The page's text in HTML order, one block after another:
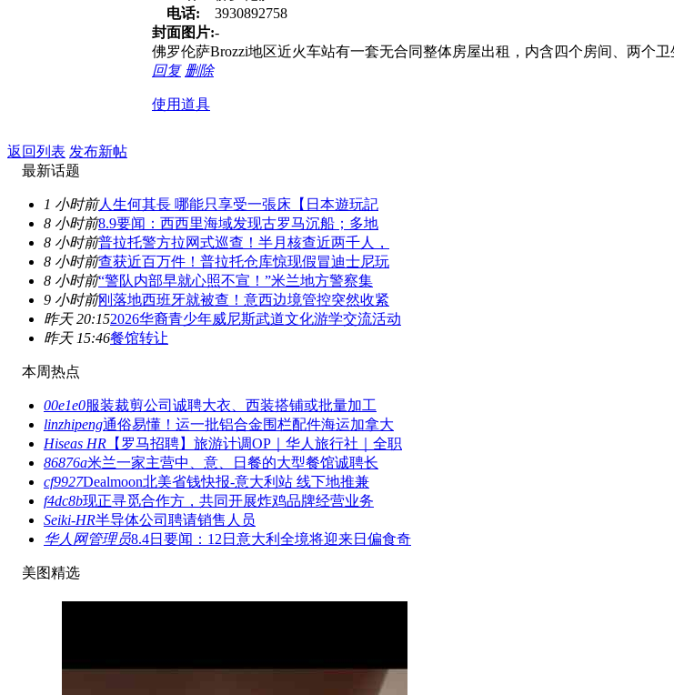
电话:
3930892758
封面图片:-
佛罗伦萨Brozzi地区近火车站有一套无合同整体房屋出租，内含四个房间、两个卫
回复 删除
使用道具
返回列表 发布新帖
最新话题
1 小时前人生何其長 哪能只享受一張床【日本遊玩記
8 小时前8.9要闻：西西里海域发现古罗马沉船；多地
8 小时前普拉托警方拉网式巡查！半月核查近两千人，
8 小时前查获近百万件！普拉托仓库惊现假冒迪士尼玩
8 小时前“警队内部早就心照不宣！”米兰地方警察集
9 小时前刚落地西班牙就被查！意西边境管控突然收紧
昨天 20:152026华裔青少年威尼斯武道文化游学交流活动
昨天 15:46餐馆转让
本周热点
00e1e0服装裁剪公司诚聘大衣、西装搭铺或批量加工
linzhipeng通俗易懂！运一批铝合金围栏配件海运加拿大
Hiseas HR 【罗马招聘】旅游计调OP｜华人旅行社｜全职
86876a米兰一家主营中、意、日餐的大型餐馆诚聘长
cf9927Dealmoon北美省钱快报-意大利站 线下地推兼
f4dc8b现正寻觅合作方，共同开展炸鸡品牌经营业务
Seiki-HR半导体公司聘请销售人员
华人网管理员8.4日要闻：12日意大利全境将迎来日偏食奇
美图精选